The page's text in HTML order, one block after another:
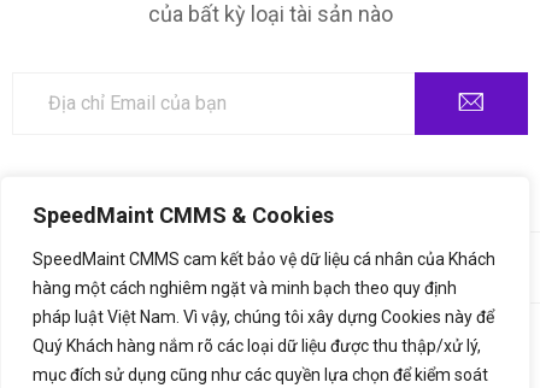
SpeedMaint CMMS & Cookies
SpeedMaint CMMS cam kết bảo vệ dữ liệu cá nhân của Khách
hàng một cách nghiêm ngặt và minh bạch theo quy định
pháp luật Việt Nam. Vì vậy, chúng tôi xây dựng Cookies này để
Quý Khách hàng nắm rõ các loại dữ liệu được thu thập/xử lý,
mục đích sử dụng cũng như các quyền lựa chọn để kiểm soát
của bất kỳ loại tài sản nào
©2020,SpeedMaint.com. All Rights Reserved. Thiết kế bởi
LetsGrow.vn
Thông báo xử lý dữ liệu cá nhân
Bảng giá
Liên hệ